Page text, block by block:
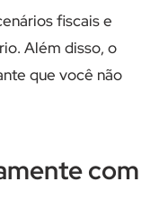
fiscais e
Além disso, o
que você não
com